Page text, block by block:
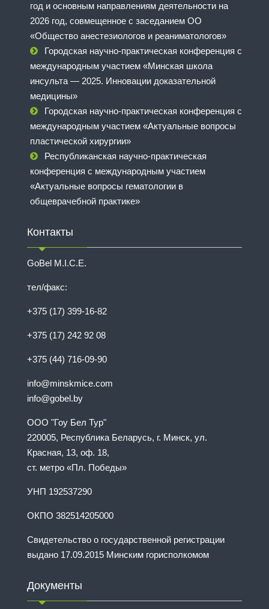
год и основным направлениям деятельности на
2026 год, совмещенное с заседанием ОО
«Общество анестезиологов и реаниматологов»
Городская научно-практическая конференция с
международным участием «Минская школа
инсульта — 2025. Инновации доказательной
медицины»
Городская научно-практическая конференция с
международным участием «Актуальные вопросы
пластической хирургии»
Республиканская научно-практическая
конференция с международным участием
«Актуальные вопросы гематологии в
общеврачебной практике»
Контакты
GoBel M.I.C.E.
тел/факс:
+375 (17) 399-16-82
+375 (17) 242 92 08
+375 (44) 716-09-90
info@minskmice.com
info@gobel.by
ООО "Гоу Бел Тур"
220005, Республика Беларусь, г. Минск, ул.
Красная, 13, оф. 18,
ст. метро «Пл. Победы»
УНП 192537290
ОКПО 382514205000
Свидетельство о государственной регистрации
выдано 17.09.2015 Минским горисполкомом
Документы